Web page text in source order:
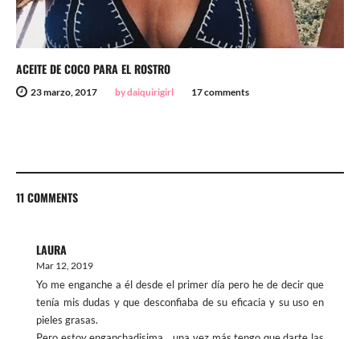
ACEITE DE COCO PARA EL ROSTRO
23 marzo, 2017 by daiquirigirl 17 comments
11 COMMENTS
LAURA
Mar 12, 2019
Yo me enganche a él desde el primer día pero he de decir que
tenía mis dudas y que desconfiaba de su eficacia y su uso en
pieles grasas.